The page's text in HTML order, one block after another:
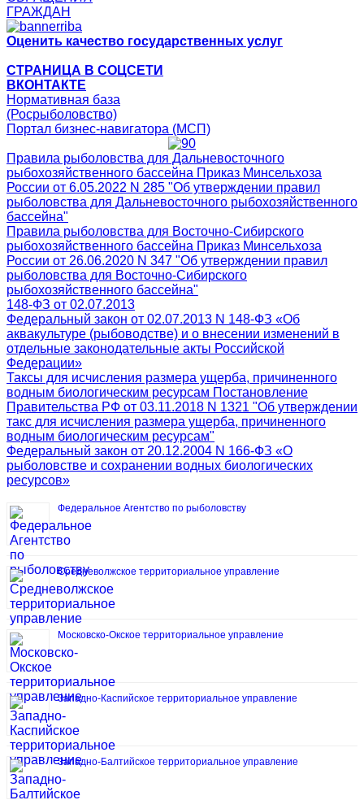
ГРАЖДАН
Оценить качество государственных услуг
СТРАНИЦА В СОЦСЕТИ
ВКОНТАКТЕ
Нормативная база
(Росрыболовство)
Портал бизнес-навигатора (МСП)
Правила рыболовства для Дальневосточного
рыбохозяйственного бассейна Приказ Минсельхоза
России от 6.05.2022 N 285 "Об утверждении правил
рыболовства для Дальневосточного рыбохозяйственного
бассейна"
Правила рыболовства для Восточно-Сибирского
рыбохозяйственного бассейна Приказ Минсельхоза
России от 26.06.2020 N 347 "Об утверждении правил
рыболовства для Восточно-Сибирского
рыбохозяйственного бассейна"
148-ФЗ от 02.07.2013
Федеральный закон от 02.07.2013 N 148-ФЗ «Об
аквакультуре (рыбоводстве) и о внесении изменений в
отдельные законодательные акты Российской
Федерации»
Таксы для исчисления размера ущерба, причиненного
водным биологическим ресурсам Постановление
Правительства РФ от 03.11.2018 N 1321 "Об утверждении
такс для исчисления размера ущерба, причиненного
водным биологическим ресурсам"
Федеральный закон от 20.12.2004 N 166-ФЗ «О
рыболовстве и сохранении водных биологических
ресурсов»
Федеральное Агентство по рыболовству
Средневолжское территориальное управление
Московско-Окское территориальное управление
Западно-Каспийское территориальное управление
Западно-Балтийское территориальное управление